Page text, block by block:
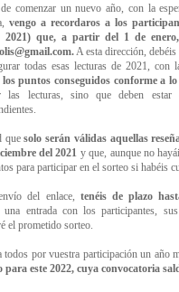
comenzar un nuevo año, con la
vengo a recordaros a los
2021) que, a partir del 1 de
A esta dirección,
todas esas lecturas de 2021, con
puntos conseguidos conforme a
las lecturas, sino que deben estar
quesolo serán válidas aquellas
del 2021 y que, aunque no
para participar en el sorteo si habéis
del enlace, tenéis de plazo
una entrada con los participantes,
el prometido sorteo.
todos por vuestra participación un año
para este 2022, cuya convocatoria